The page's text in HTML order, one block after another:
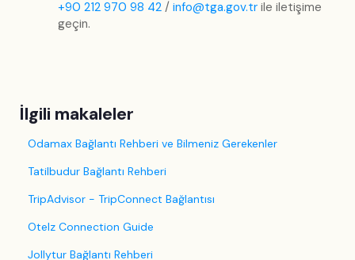
+90 212 970 98 42 / info@tga.gov.tr ile iletişime
geçin.
İlgili makaleler
Odamax Bağlantı Rehberi ve Bilmeniz Gerekenler
Tatilbudur Bağlantı Rehberi
TripAdvisor - TripConnect Bağlantısı
Otelz Connection Guide
Jollytur Bağlantı Rehberi